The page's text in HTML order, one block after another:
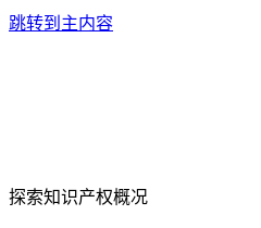
跳转到主内容
探索知识产权概况